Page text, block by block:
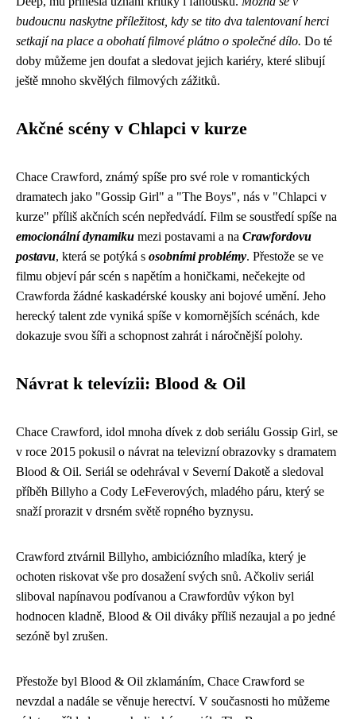
budoucnu naskytne příležitost, kdy se tito dva talentovaní herci
setkají na place a obohatí filmové plátno o společné dílo. Do té
doby můžeme jen doufat a sledovat jejich kariéry, které slibují
ještě mnoho skvělých filmových zážitků.
Akčné scény v Chlapci v kurze
Chace Crawford, známý spíše pro své role v romantických
dramatech jako "Gossip Girl" a "The Boys", nás v "Chlapci v
kurze" příliš akčních scén nepředvádí. Film se soustředí spíše na
emocionální dynamiku mezi postavami a na Crawfordovu
postavu, která se potýká s osobními problémy. Přestože se ve
filmu objeví pár scén s napětím a honičkami, nečekejte od
Crawforda žádné kaskadérské kousky ani bojové umění. Jeho
herecký talent zde vyniká spíše v komornějších scénách, kde
dokazuje svou šíři a schopnost zahrát i náročnější polohy.
Návrat k televízii: Blood & Oil
Chace Crawford, idol mnoha dívek z dob seriálu Gossip Girl, se
v roce 2015 pokusil o návrat na televizní obrazovky s dramatem
Blood & Oil. Seriál se odehrával v Severní Dakotě a sledoval
příběh Billyho a Cody LeFeverových, mladého páru, který se
snaží prorazit v drsném světě ropného byznysu.
Crawford ztvárnil Billyho, ambiciózního mladíka, který je
ochoten riskovat vše pro dosažení svých snů. Ačkoliv seriál
sliboval napínavou podívanou a Crawfordův výkon byl
hodnocen kladně, Blood & Oil diváky příliš nezaujal a po jedné
sezóně byl zrušen.
Přestože byl Blood & Oil zklamáním, Chace Crawford se
nevzdal a nadále se věnuje herectví. V současnosti ho můžeme